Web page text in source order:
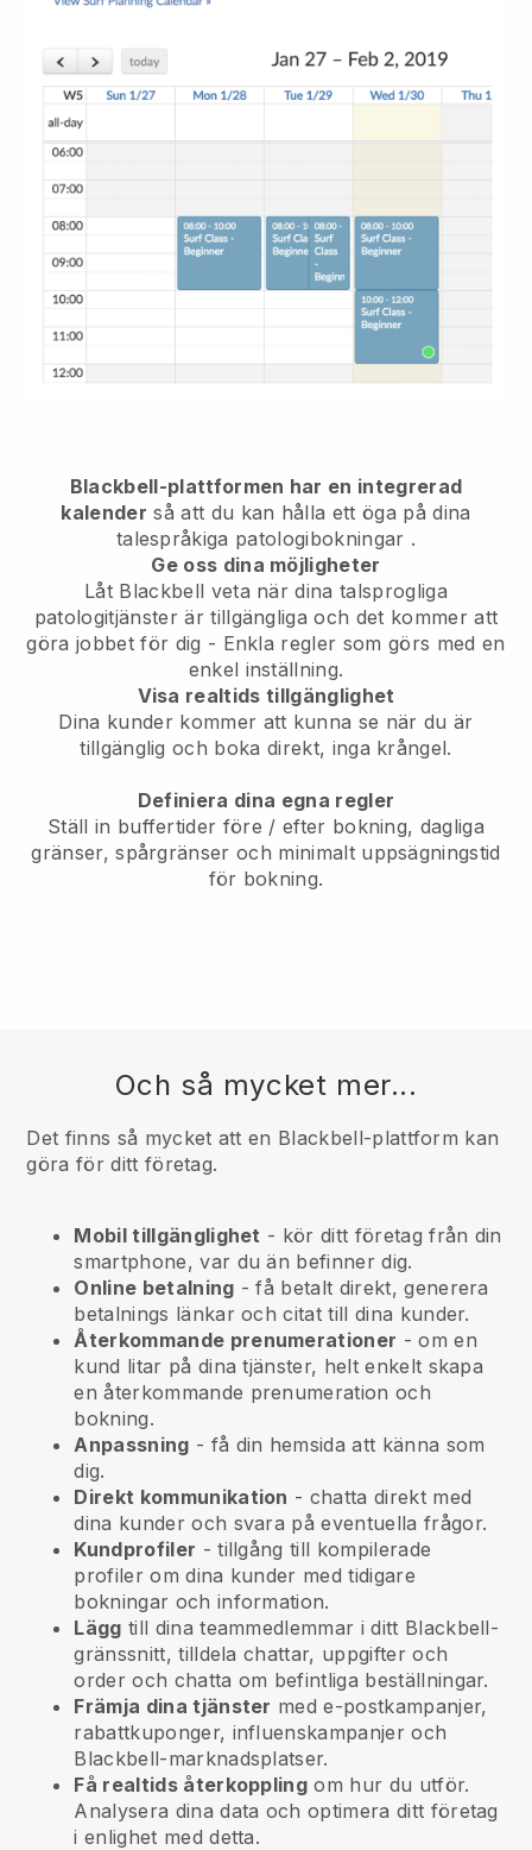
Blackbell-plattformen har en integrerad
kalender så att du kan hålla ett öga på dina
talespråkiga patologibokningar .
Ge oss dina möjligheter
Låt Blackbell veta när dina talsprogliga
patologitjänster är tillgängliga och det kommer att
göra jobbet för dig - Enkla regler som görs med en
enkel inställning.
Visa realtids tillgänglighet
Dina kunder kommer att kunna se när du är
tillgänglig och boka direkt, inga krångel.
Definiera dina egna regler
Ställ in buffertider före / efter bokning, dagliga
gränser, spårgränser och minimalt uppsägningstid
för bokning.
Och så mycket mer...
Det finns så mycket att en Blackbell-plattform kan
göra för ditt företag.
Mobil tillgänglighet - kör ditt företag från din
smartphone, var du än befinner dig.
Online betalning - få betalt direkt, generera
betalnings länkar och citat till dina kunder.
Återkommande prenumerationer - om en
kund litar på dina tjänster, helt enkelt skapa
en återkommande prenumeration och
bokning.
Anpassning - få din hemsida att känna som
dig.
Direkt kommunikation - chatta direkt med
dina kunder och svara på eventuella frågor.
Kundprofiler - tillgång till kompilerade
profiler om dina kunder med tidigare
bokningar och information.
Lägg till dina teammedlemmar i ditt Blackbell-
gränssnitt, tilldela chattar, uppgifter och
order och chatta om befintliga beställningar.
Främja dina tjänster med e-postkampanjer,
rabattkuponger, influenskampanjer och
Blackbell-marknadsplatser.
Få realtids återkoppling om hur du utför.
Analysera dina data och optimera ditt företag
i enlighet med detta.